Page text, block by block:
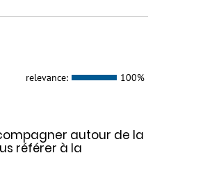
relevance: 100%
autour de la
référer à la